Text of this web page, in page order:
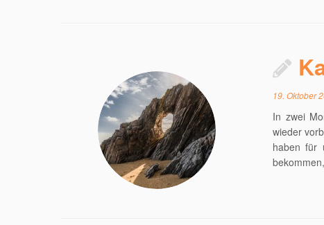
19. Oktober
In zwei
wieder
haben für